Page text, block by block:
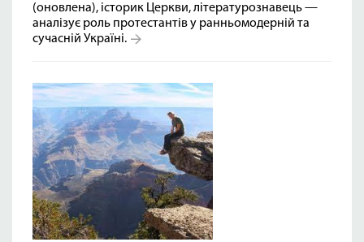
(оновлена), історик Церкви, літературознавець —
аналізує роль протестантів у ранньомодерній та
сучасній Україні.